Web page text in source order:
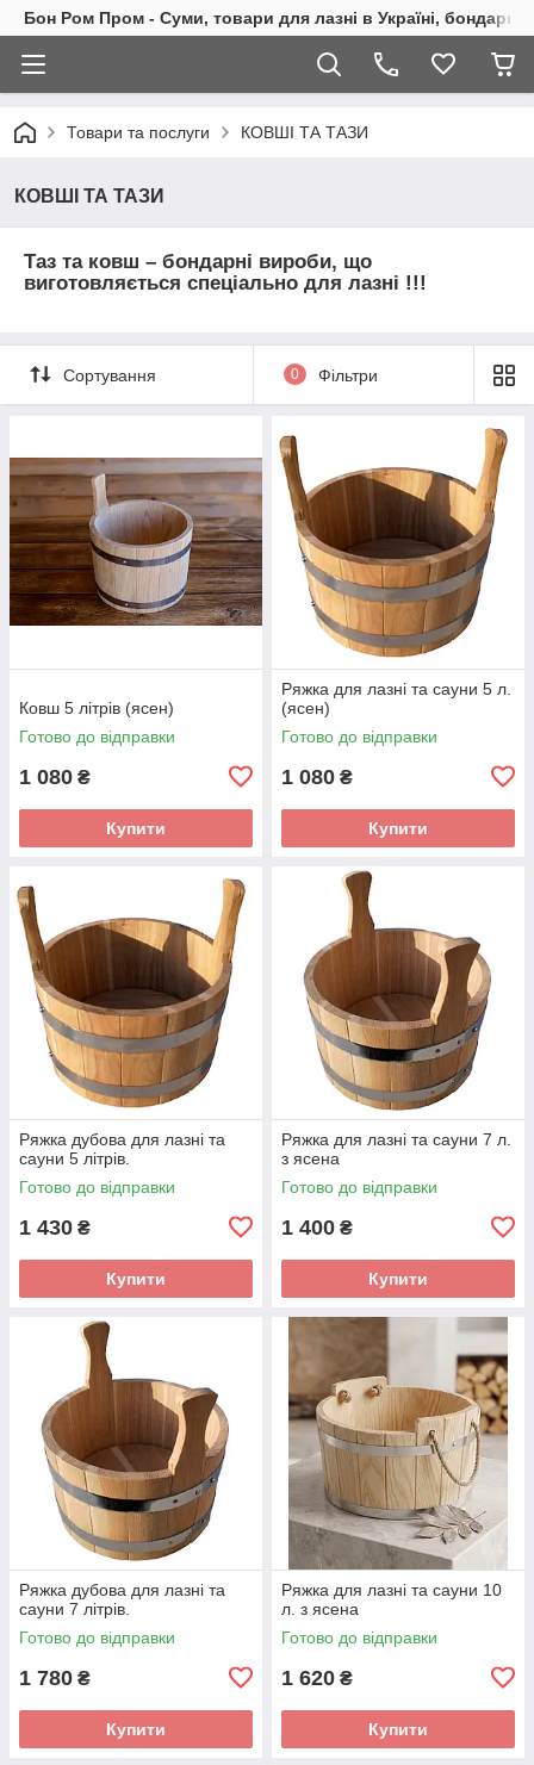
Бон Ром Пром - Суми, товари для лазні в Україні, бондарні
Товари та послуги КОВШІ ТА ТАЗИ
КОВШІ ТА ТАЗИ
Таз та ковш – бондарні вироби, що
виготовляється спеціально для лазні !!!
Сортування 0 Фільтри
Ковш 5 літрів (ясен)
Готово до відправки
1 080 ₴
Купити
Ряжка для лазні та сауни 5 л.
(ясен)
Готово до відправки
1 080 ₴
Купити
Ряжка дубова для лазні та
сауни 5 літрів.
Готово до відправки
1 430 ₴
Купити
Ряжка для лазні та сауни 7 л.
з ясена
Готово до відправки
1 400 ₴
Купити
Ряжка дубова для лазні та
сауни 7 літрів.
Готово до відправки
1 780 ₴
Купити
Ряжка для лазні та сауни 10
л. з ясена
Готово до відправки
1 620 ₴
Купити